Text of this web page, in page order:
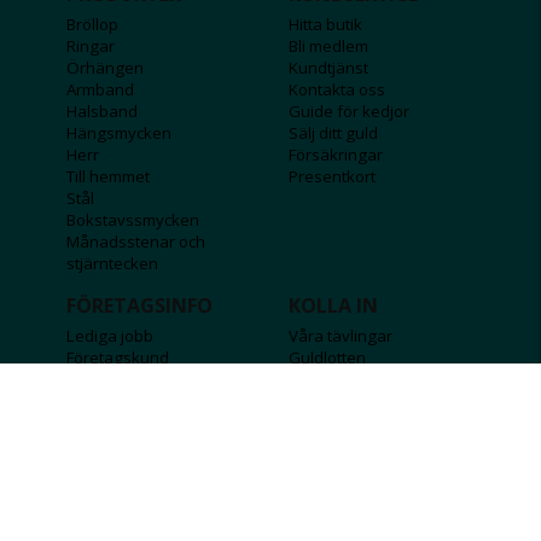
Bröllop
Ringar
Örhängen
Armband
Halsband
Hängsmycken
Herr
Till hemmet
Stål
Bokstavssmycken
Månadsstenar och
stjärntecken
Hitta butik
Bli medlem
Kundtjänst
Kontakta oss
Guide för kedjor
Sälj ditt guld
Försäkringar
Presentkort
FÖRETAGSINFO
Lediga jobb
Företagskund
KOLLA IN
Våra tävlingar
Guldlotten